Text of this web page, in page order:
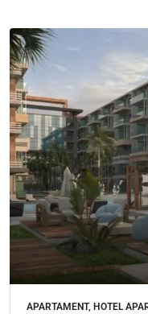
APARTAMENT, HOTEL